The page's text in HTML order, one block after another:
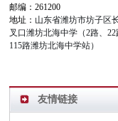
邮编：261200
地址： 山东省潍坊市坊子区
叉口潍坊北海中学（2路、22
115路潍坊北海中学站）
友情链接